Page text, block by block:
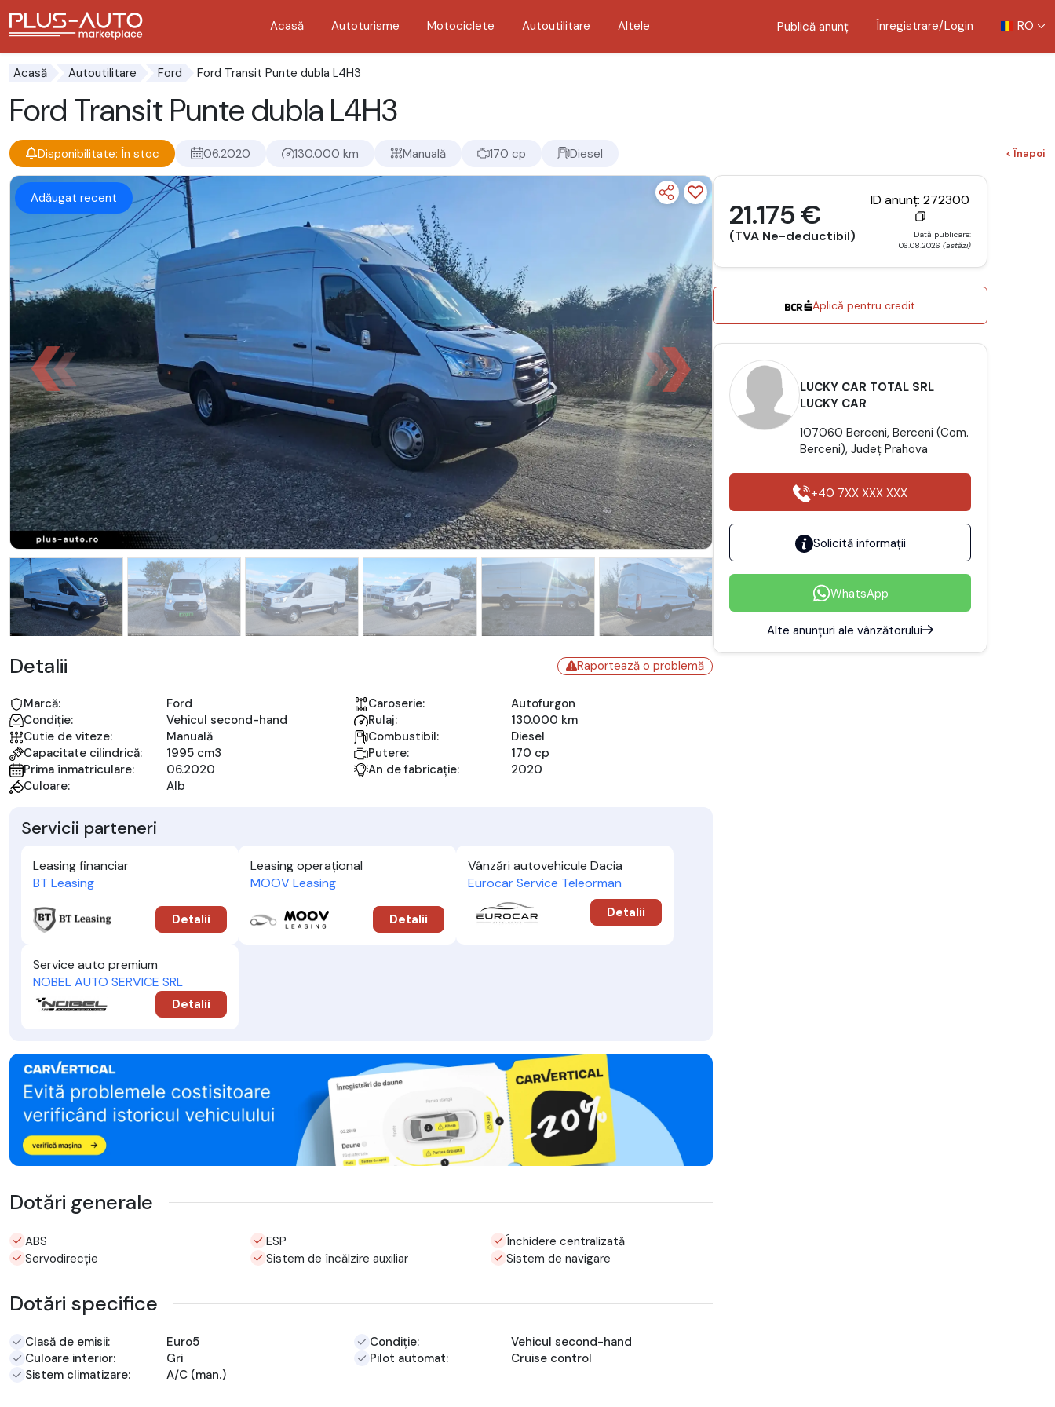
Acasă Autoturisme Motociclete Autoutilitare Altele Publică anunț Înregistrare/Login RO
Acasă Autoutilitare Ford Ford Transit Punte dubla L4H3
Ford Transit Punte dubla L4H3
Disponibilitate: În stoc 06.2020 130.000 km Manuală 170 cp Diesel < Înapoi
Adăugat recent
Detalii Raportează o problemă
Marcă: Ford Caroserie:
Autofurgon
Condiție:
Vehicul second-hand Rulaj:
130.000 km
Cutie de viteze:
Manuală Combustibil:
Diesel
Capacitate cilindrică:
1995 cm3 Putere:
170 cp
Prima înmatriculare:
06.2020 An de fabricație:
2020
Culoare:
Alb
Servicii parteneri
Leasing financiar
BT Leasing
Detalii
Leasing operațional
MOOV Leasing
Detalii
Vânzări autovehicule Dacia
Eurocar Service Teleorman
Detalii
Service auto premium
NOBEL AUTO SERVICE SRL
Detalii
Dotări generale
ABS ESP
Închidere centralizată
Servodirecție
Sistem de încălzire auxiliar Sistem de navigare
Dotări specifice
Clasă de emisii: Euro5 Condiție:
Vehicul second-hand
Culoare interior:
Gri Pilot automat:
Cruise control
Sistem climatizare:
A/C (man.)
21.175 €
(TVA Ne-deductibil)
ID anunț: 272300
Dată publicare:
06.08.2026 (astăzi)
Aplică pentru credit
LUCKY CAR TOTAL SRL
LUCKY CAR
107060 Berceni, Berceni (Com.
Berceni), Județ Prahova
+40 7XX XXX XXX
Solicită informații
WhatsApp
Alte anunțuri ale vânzătorului